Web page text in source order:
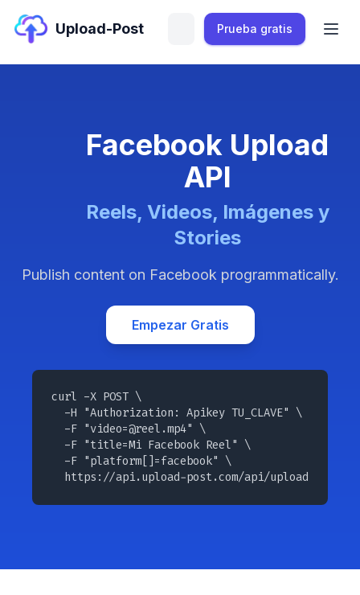
Upload-Post Prueba gratis
Facebook Upload
API
Reels, Videos, Imágenes y
Stories
Publish content on Facebook programmatically.
Empezar Gratis
curl -X POST \
  -H "Authorization: Apikey TU_CLAVE" \
  -F "
video=@reel.mp4" \
  -F "title=Mi Facebook Reel" \
  -F "platform[]=facebook" \
  https://api.upload-post.com/api/upload